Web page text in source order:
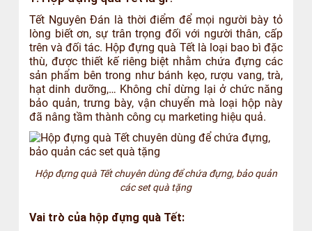
Tết Nguyên Đán là thời điểm để mọi người bày tỏ
lòng biết ơn, sự trân trọng đối với người thân, cấp
trên và đối tác. Hộp đựng quà Tết là loại bao bì đặc
thù, được thiết kế riêng biệt nhằm chứa đựng các
sản phẩm bên trong như bánh kẹo, rượu vang, trà,
hạt dinh dưỡng,… Không chỉ dừng lại ở chức năng
bảo quản, trưng bày, vận chuyển mà loại hộp này
đã nâng tầm thành công cụ marketing hiệu quả.
Hộp đựng quà Tết chuyên dùng để chứa đựng, bảo quản
các set quà tặng
Vai trò của hộp đựng quà Tết: